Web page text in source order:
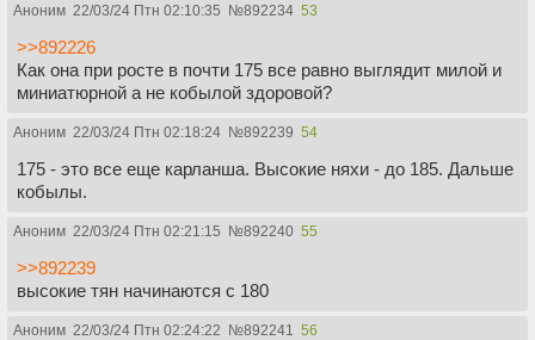
Аноним 22/03/24 Птн 02:10:35 №892234 53
>>892226
Как она при росте в почти 175 все равно выглядит милой и
миниатюрной а не кобылой здоровой?
Аноним 22/03/24 Птн 02:18:24 №892239 54
175 - это все еще карланша. Высокие няхи - до 185. Дальше
кобылы.
Аноним 22/03/24 Птн 02:21:15 №892240 55
>>892239
высокие тян начинаются с 180
Аноним 22/03/24 Птн 02:24:22 №892241 56